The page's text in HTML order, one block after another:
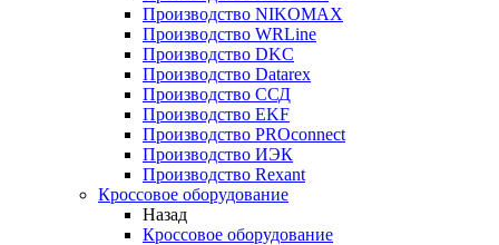
Производство NIKOMAX
Производство WRLine
Производство DKC
Производство Datarex
Производство ССД
Производство EKF
Производство PROconnect
Производство ИЭК
Производство Rexant
Кроссовое оборудование
Назад
Кроссовое оборудование